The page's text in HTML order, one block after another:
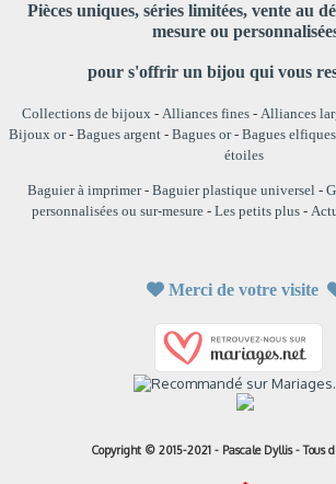
Pièces uniques, séries limitées, vente au
mesure ou
pour s'offrir un bijou qui vous
Collections de bijoux- Alliances fines- Alliances
Bijoux or- Bagues argent - Bagues or- Bagues elfiques
étoiles
Baguier à imprimer- Baguier plastique universel -
personnalisées ou sur-mesure- Les petits plus-
Merci de votre visite
Copyright © 2015-2021 - Pascale Dyllis - Tous